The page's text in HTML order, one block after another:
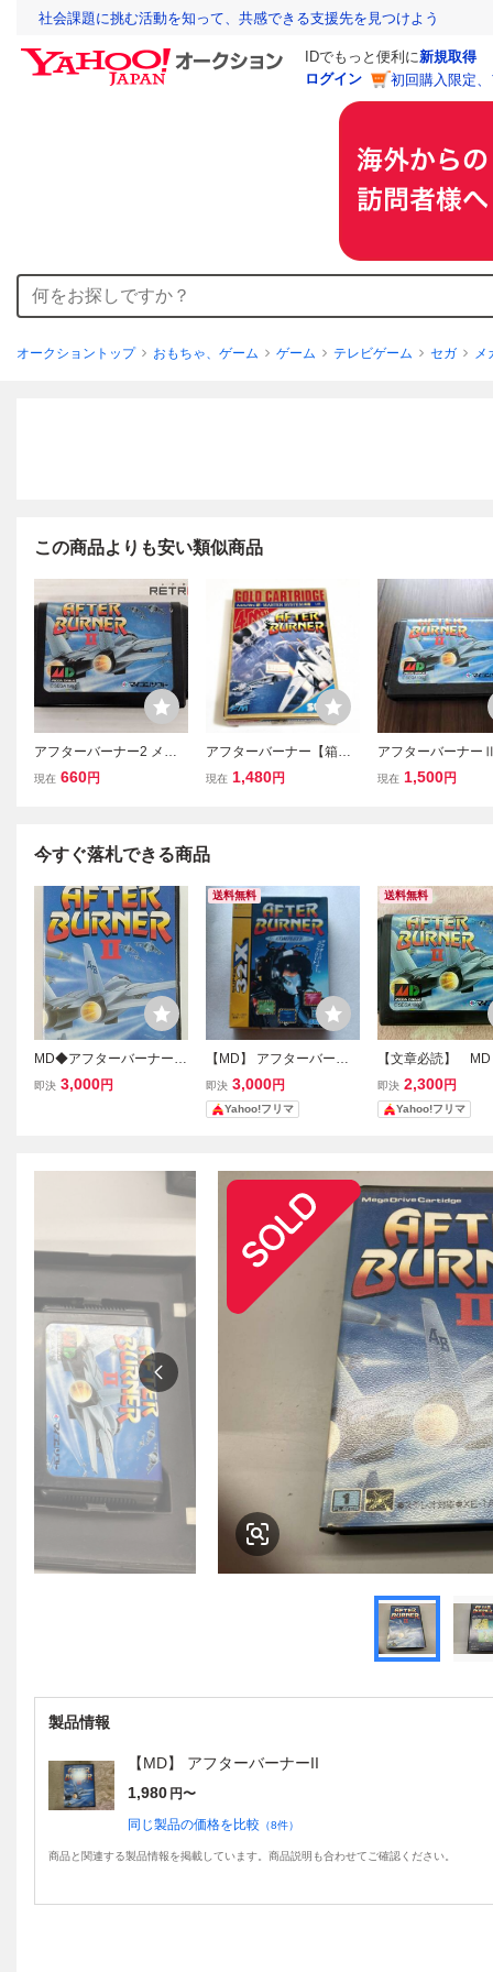
社会課題に挑む活動を知って、共感できる支援先を見つけよう
IDでもっと便利に新規取得
ログイン
初回購入限定
オークショントップ おもちゃ、ゲーム ゲーム テレビゲーム セガ メ
この商品よりも安い類似商品
アフターバーナー2 メガ
ドライブ MD
現在 660円
アフターバーナー【箱・
説明書付き】※動作確認
現在 1,480円
アフターバーナ
ガドライブ
現在 1,500円
今すぐ落札できる商品
MD◆アフターバーナーⅡ
◆箱説あり
即決 3,000円
送料無料
【MD】 アフターバーナ
ー コンプリート 【32X】
箱のみ
即決 3,000円
Yahoo!フリマ
送料無料
【文章必読】 MD
ターバーナーII
即決 2,300円
Yahoo!フリマ
製品情報
【MD】 アフターバーナーII
1,980 円〜
同じ製品の価格を比較 （8件）
商品と関連する製品情報を掲載しています。商品説明も合わせてご確認ください。